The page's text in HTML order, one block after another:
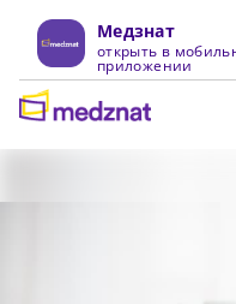
Медзнат
открыть в
приложении